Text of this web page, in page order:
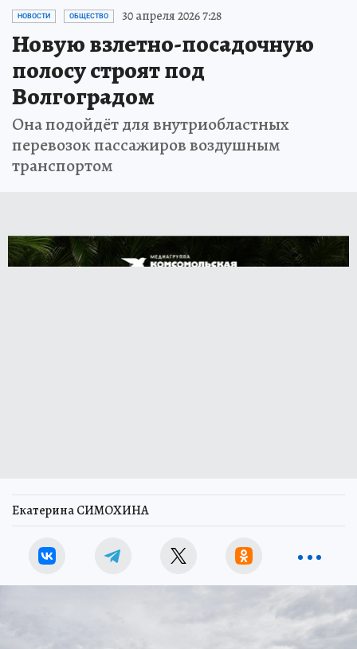
НОВОСТИ ОБЩЕСТВО 30 апреля 2026 7:28
Новую взлетно-посадочную
полосу строят под
Волгоградом
Она подойдёт для внутриобластных
перевозок пассажиров воздушным
транспортом
Екатерина СИМОХИНА